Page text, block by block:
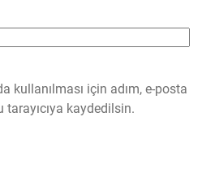
kullanılması için adım, e-posta
kaydedilsin.